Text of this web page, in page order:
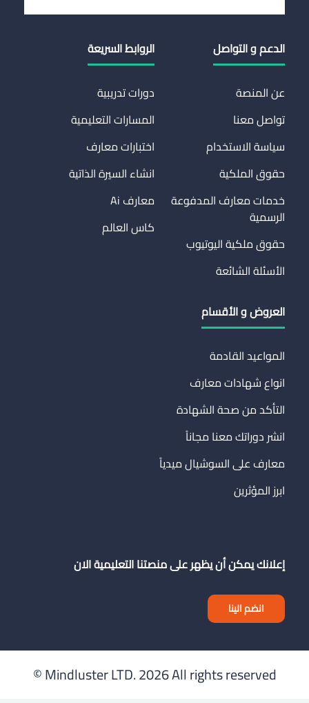
الدعم و التواصل
عن المنصة
تواصل معنا
سياسة الاستخدام
حقوق الملكية
خدمات معارف المدفوعة
الرسمية
حقوق ملكية اليوتيوب
الأسئلة الشائعة
الروابط السريعة
دورات تدريبية
المسارات التعليمية
اختبارات معارف
انشاء السيرة الذاتية
معارف Ai
كاس العالم
العروض و الأقسام
المواعيد القادمة
انواع شهادات معارف
التأكد من صحة الشهادة
انشر دوراتك معنا مجاناً
معارف على السوشيال ميدياً
ابرز المؤثرين
إعلانك يمكن أن يظهر على منصتنا التعليمية الان
انضم الينا
Mindluster LTD.2026 All rights reserved ©